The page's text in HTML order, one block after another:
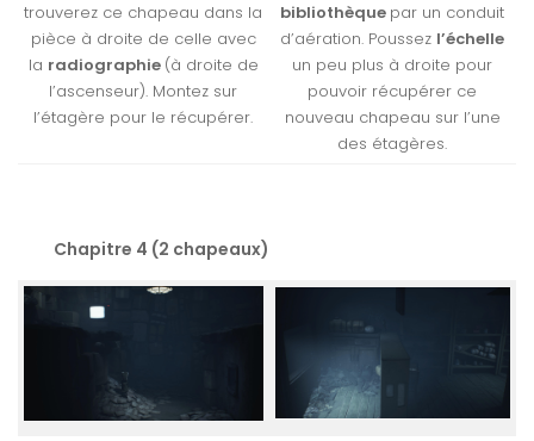
trouverez ce chapeau dans la
pièce à droite de celle avec
la radiographie (à droite de
l’ascenseur). Montez sur
l’étagère pour le récupérer.
bibliothèque par un conduit
d’aération. Poussez l’échelle
un peu plus à droite pour
pouvoir récupérer ce
nouveau chapeau sur l’une
des étagères.
Chapitre 4 (2 chapeaux)